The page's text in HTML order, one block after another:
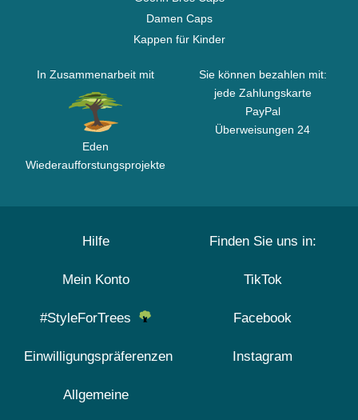
Damen Caps
Kappen für Kinder
In Zusammenarbeit mit
Eden
Wiederaufforstungsprojekte
Sie können bezahlen mit:
jede Zahlungskarte
PayPal
Überweisungen 24
Hilfe
Mein Konto
#StyleForTrees
Einwilligungspräferenzen
Allgemeine
Finden Sie uns in:
TikTok
Facebook
Instagram